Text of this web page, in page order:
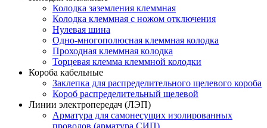
Колодка заземления клеммная
Колодка клеммная с ножом отключения
Нулевая шина
Одно-многополюсная клеммная колодка
Проходная клеммная колодка
Торцевая клемма клеммной колодки
Короба кабельные
Заклепка для распределительного щелевого короба
Короб распределительный щелевой
Линии электропередач (ЛЭП)
Арматура для самонесущих изолированных
проводов (арматура СИП)